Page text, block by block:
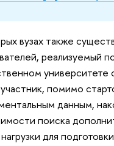
вузах также
реализуемый
помимо
данным,
поиска
для